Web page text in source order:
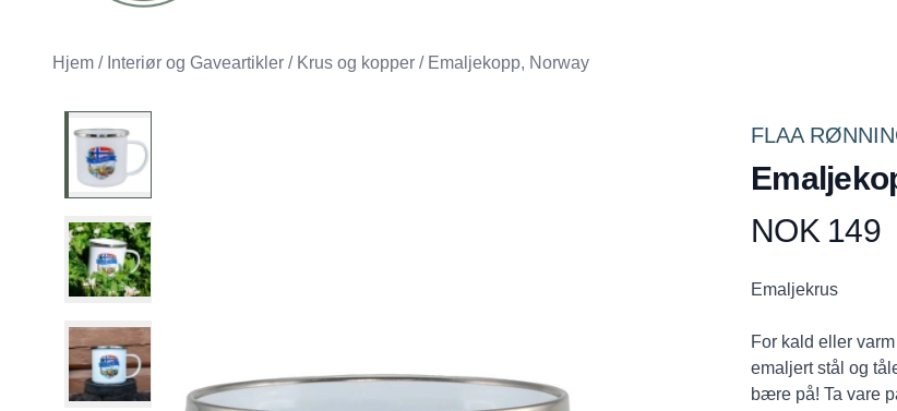
Hjem / Interiør og Gaveartikler / Krus og kopper / Emaljekopp, Norway
FLAA
Produktdetaljer
NOK 149
Description
Emaljekrus
For kald eller
emaljert stål og
bære på! Ta vare